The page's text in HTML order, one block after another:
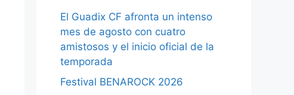
El Guadix CF afronta un intenso
mes de agosto con cuatro
amistosos y el inicio oficial de la
temporada
Festival BENAROCK 2026